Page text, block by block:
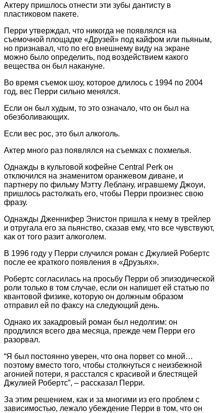
Актеру пришлось отнести эти зубы дантисту в
пластиковом пакете.
Перри утверждал, что никогда не появлялся на
съемочной площадке «Друзей» под кайфом или пьяным,
но признавал, что по его внешнему виду на экране
можно было определить, под воздействием какого
вещества он был накануне.
Во время съемок шоу, которое длилось с 1994 по 2004
год, вес Перри сильно менялся.
Если он был худым, то это означало, что он был на
обезболивающих.
Если вес рос, это был алкоголь.
Актер много раз появлялся на съемках с похмелья.
Однажды в культовой кофейне Central Perk он
отключился на знаменитом оранжевом диване, и
партнеру по фильму Мэтту Леблану, игравшему Джоуи,
пришлось растолкать его, чтобы Перри произнес свою
фразу.
Однажды Дженнифер Энистон пришла к нему в трейлер
и отругала его за пьянство, сказав ему, что все чувствуют,
как от того разит алкоголем.
В 1996 году у Перри случился роман с Джулией Робертс
после ее краткого появления в «Друзьях».
Робертс согласилась на просьбу Перри об эпизодической
роли только в том случае, если он напишет ей статью по
квантовой физике, которую он должным образом
отправил ей по факсу на следующий день.
Однако их закадровый роман был недолгим: он
продлился всего два месяца, прежде чем Перри его
разорвал.
“Я был постоянно уверен, что она порвет со мной…
поэтому вместо того, чтобы столкнуться с неизбежной
агонией потери, я расстался с красивой и блестящей
Джулией Робертс”, – рассказал Перри.
За этим решением, как и за многими из его проблем с
зависимостью, лежало убеждение Перри в том, что он